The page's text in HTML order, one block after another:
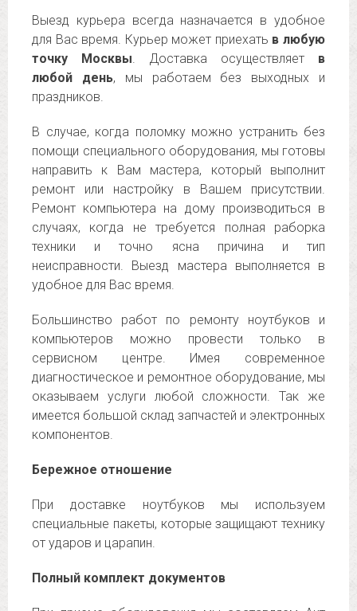
Выезд курьера всегда назначается в удобное
для Вас время. Курьер может приехать в любую
точку Москвы. Доставка осуществляет в
любой день, мы работаем без выходных и
праздников.
В случае, когда поломку можно устранить без
помощи специального оборудования, мы готовы
направить к Вам мастера, который выполнит
ремонт или настройку в Вашем присутствии.
Ремонт компьютера на дому производиться в
случаях, когда не требуется полная раборка
техники и точно ясна причина и тип
неисправности. Выезд мастера выполняется в
удобное для Вас время.
Большинство работ по ремонту ноутбуков и
компьютеров можно провести только в
сервисном центре. Имея современное
диагностическое и ремонтное оборудование, мы
оказываем услуги любой сложности. Так же
имеется большой склад запчастей и электронных
компонентов.
Бережное отношение
При доставке ноутбуков мы используем
специальные пакеты, которые защищают технику
от ударов и царапин.
Полный комплект документов